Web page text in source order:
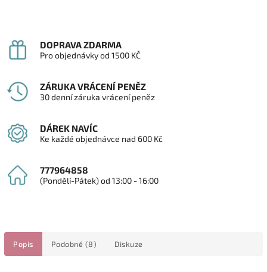
DOPRAVA ZDARMA
Pro objednávky od 1500 KČ
ZÁRUKA VRÁCENÍ PENĚZ
30 denní záruka vrácení peněz
DÁREK NAVÍC
Ke každé objednávce nad 600 Kč
777964858
(Pondělí-Pátek) od 13:00 - 16:00
Popis Podobné (8) Diskuze